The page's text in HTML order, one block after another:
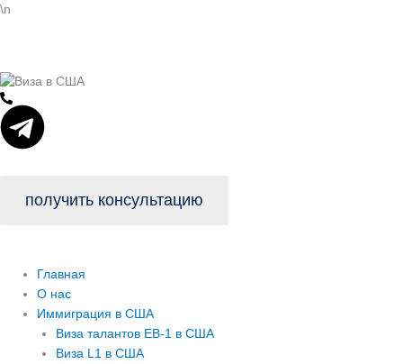
\n
Перейти
T
l
e
g
получить консультацию
Главная
О нас
Иммиграция в США
Виза талантов EB-1 в США
Виза L1 в США